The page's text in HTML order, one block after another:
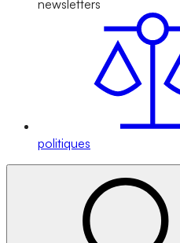
newsletters
politiques